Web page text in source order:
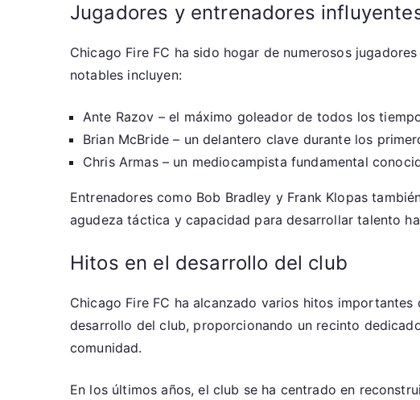
Jugadores y entrenadores
Chicago Fire FC ha sido hogar de numerosos
notables incluyen:
Ante Razov – el máximo goleador de todos los
Brian McBride – un delantero clave durante los
Chris Armas – un mediocampista fundamental
Entrenadores como Bob Bradley y Frank Klopas
agudeza táctica y capacidad para desarrollar talento
Hitos en el desarrollo del club
Chicago Fire FC ha alcanzado varios hitos
desarrollo del club, proporcionando un recinto
comunidad.
En los últimos años, el club se ha centrado en